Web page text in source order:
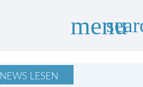
menu
NEWS LESEN
News Inhalt